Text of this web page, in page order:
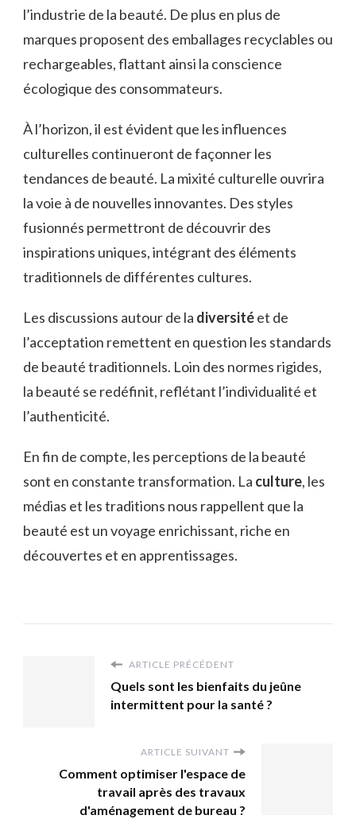
l’industrie de la beauté. De plus en plus de
marques proposent des emballages recyclables ou
rechargeables, flattant ainsi la conscience
écologique des consommateurs.
À l’horizon, il est évident que les influences
culturelles continueront de façonner les
tendances de beauté. La mixité culturelle ouvrira
la voie à de nouvelles innovantes. Des styles
fusionnés permettront de découvrir des
inspirations uniques, intégrant des éléments
traditionnels de différentes cultures.
Les discussions autour de la diversitéet de
l’acceptation remettent en question les standards
de beauté traditionnels. Loin des normes rigides,
la beauté se redéfinit, reflétant l’individualité et
l’authenticité.
En fin de compte, les perceptions de la beauté
sont en constante transformation. La culture, les
médias et les traditions nous rappellent que la
beauté est un voyage enrichissant, riche en
découvertes et en apprentissages.
ARTICLE PRÉCÉDENT
Quels sont les bienfaits du jeûne
intermittent pour la santé ?
ARTICLE SUIVANT
Comment optimiser l'espace de
travail après des travaux
d'aménagement de bureau ?